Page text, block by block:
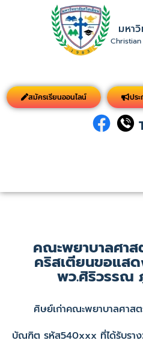
มหา
สมัครเรียนออนไลน์ ปร
คณะพยาบาลศาส
คริสเตียนขอแส
พว.ศิริวรรณ
ศิษย์เก่าคณะพยาบาลศาสต
บัณฑิต รหัส540xxx ที่ได้รับรา